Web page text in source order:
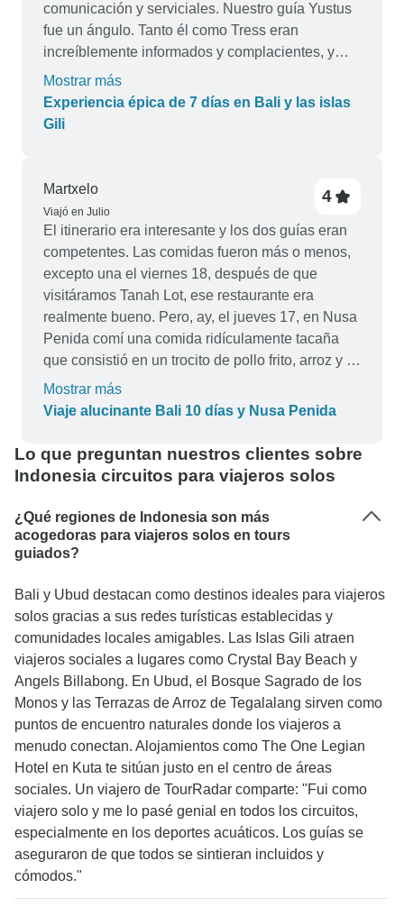
comunicación y serviciales. Nuestro guía Yustus
fue un ángulo. Tanto él como Tress eran
increíblemente informados y complacientes, y
siempre se aseguraban de que estuviéramos
contentos y atendidos. Los hoteles estaban
limpios, la comida era deliciosa y, en general, fue
un viaje inolvidable.
Mostrar más
Experiencia épica de 7 días en Bali y las islas
Gili
Martxelo
Viajó en Julio
4
El itinerario era interesante y los dos guías eran
competentes. Las comidas fueron más o menos,
excepto una el viernes 18, después de que
visitáramos Tanah Lot, ese restaurante era
realmente bueno. Pero, ay, el jueves 17, en Nusa
Penida comí una comida ridículamente tacaña
que consistió en un trocito de pollo frito, arroz y 2
rodajas de pepino. Fue la comida más patética
que he comido en toda mi vida, ¡¡y llevo décadas
¿¡Estaban intentando ahorrarme unas rupias!?
Mostrar más
Viaje alucinante Bali 10 días y Nusa Penida
Lo que preguntan nuestros clientes sobre
Indonesia circuitos para viajeros solos
¿Qué regiones de Indonesia son más
acogedoras para viajeros solos en tours
guiados?
Bali y Ubud destacan como destinos ideales para viajeros
solos gracias a sus redes turísticas establecidas y
comunidades locales amigables. Las Islas Gili atraen
viajeros sociales a lugares como Crystal Bay Beach y
Angels Billabong. En Ubud, el Bosque Sagrado de los
Monos y las Terrazas de Arroz de Tegalalang sirven como
puntos de encuentro naturales donde los viajeros a
menudo conectan. Alojamientos como The One Legian
Hotel en Kuta te sitúan justo en el centro de áreas
sociales. Un viajero de TourRadar comparte: "Fui como
viajero solo y me lo pasé genial en todos los circuitos,
especialmente en los deportes acuáticos. Los guías se
aseguraron de que todos se sintieran incluidos y
cómodos."